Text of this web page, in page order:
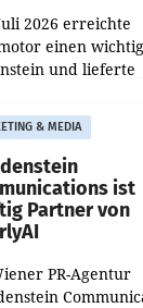
2026 erreichte
einen
und lieferte
sich das
Juli 2025
(+102
& MEDIA
ist
Partner von
PR-Agentur